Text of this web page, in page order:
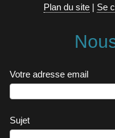
Plan du site| Se
Votre adresse email
Sujet